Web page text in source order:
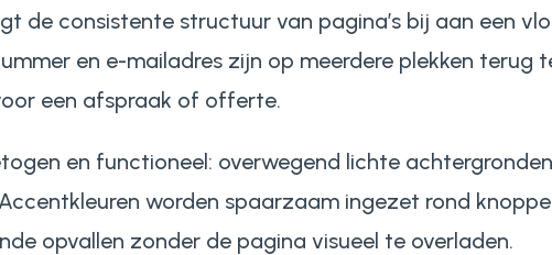
de consistente structuur van pagina’s bij aan een
en e-mailadres zijn op meerdere plekken terug
een afspraak of offerte.
en functioneel: overwegend lichte
worden spaarzaam ingezet rond
opvallen zonder de pagina visueel te overladen.